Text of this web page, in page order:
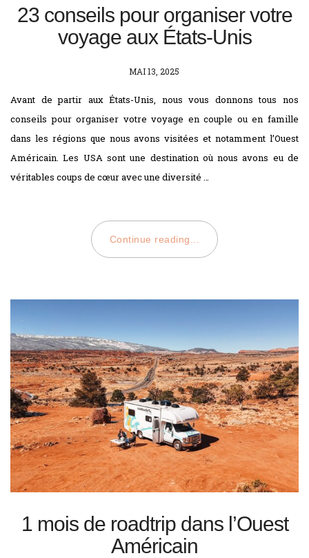
23 conseils pour organiser votre
voyage aux États-Unis
POSTED
MAI 13, 2025
Avant de partir aux États-Unis, nous vous donnons tous nos
conseils pour organiser votre voyage en couple ou en famille
dans les régions que nous avons visitées et notamment l’Ouest
Américain. Les USA sont une destination où nous avons eu de
véritables coups de cœur avec une diversité …
Continue reading...
1 mois de roadtrip dans l’Ouest
Américain